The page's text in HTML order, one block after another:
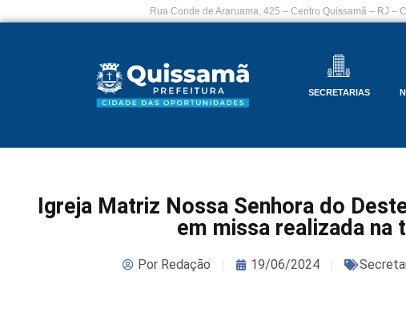
Rua Conde de Araruama, 425 – Centro Quissamã – RJ –
SECRETARIAS
Igreja Matriz Nossa Senhora do
em missa realizada na
Por Redação 19/06/2024